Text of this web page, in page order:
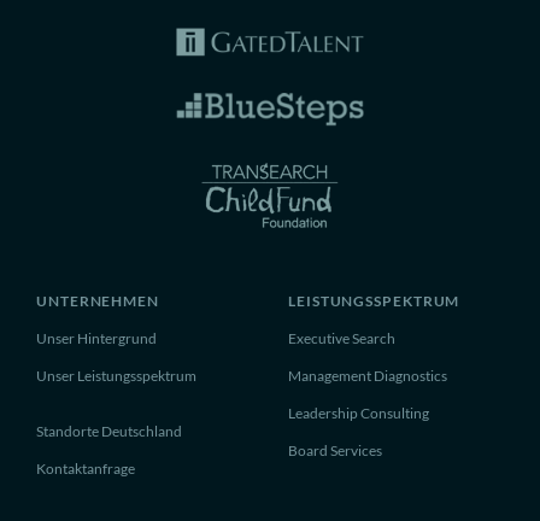
UNTERNEHMEN
Unser Hintergrund
Unser Leistungsspektrum
Standorte Deutschland
Kontaktanfrage
LEISTUNGSSPEKTRUM
Executive Search
Management Diagnostics
Leadership Consulting
Board Services